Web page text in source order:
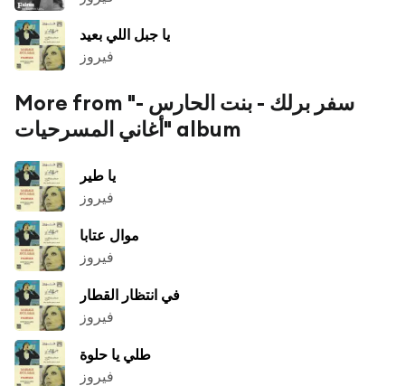
يا جبل اللي بعيد
فيروز
More from "سفر برلك - بنت الحارس -
أغاني المسرحيات" album
يا طير
فيروز
موال عتابا
فيروز
في انتظار القطار
فيروز
طلي يا حلوة
فيروز